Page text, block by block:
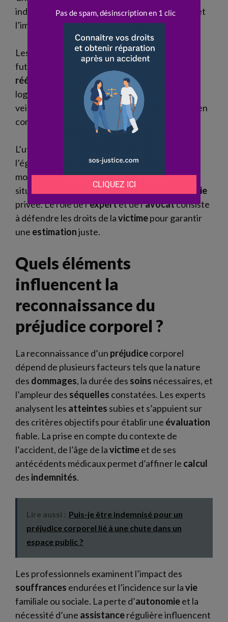
individualisée selon lagravitédesdommages
et
l’impact sur laviede lavictime.
Les indemnitéscouvrent lesbesoins
futurs : frais médicaux,
rééducation
, perte de revenus, adaptation du
logement ou du véhicule. L’avocat
veille à ce que chaqueconséquence
soit prise en
compte pour une
réparationintégrale.
L’utilisation de référentiels permet d’assurer
l’égalité de traitement entre les
montant de l’indemnisationvarie selon l’âge, la
situation professionnelle et les
vie
privée. Le rôle de l’expertet de l’avocatconsiste
à défendre les droits de lavictimepour garantir
une estimationjuste.
Quels éléments
influencent la
reconnaissance du
préjudice corporel ?
La reconnaissance d’un préjudicecorporel
dépend de plusieurs facteurs tels que la nature
des dommages, la durée des soins nécessaires, et
l’ampleur des séquelles constatées. Les experts
analysent les atteintes subies et s’appuient sur
des critères objectifs pour établir une évaluation
fiable. La prise en compte du contexte de
l’accident, de l’âge de lavictimeet de ses
antécédents médicaux permet d’affiner le calcul
des indemnités.
Lire aussi : Puis-je être indemnisé pour un
préjudice corporel lié à une chute dans un
espace public ?
Les professionnels examinent l’impact des
souffrances endurées et l’incidence sur lavie
familiale ou sociale. La perte d’autonomieet la
nécessité d’une assistancerégulière influencent